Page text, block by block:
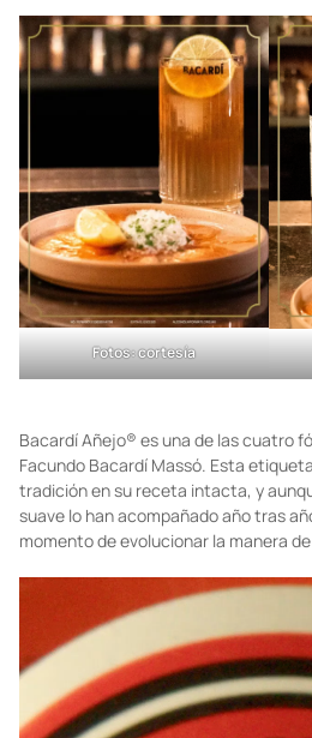
Fotos: cortesía
Bacardí Añejo® es una de las cuatro
Facundo Bacardí Massó. Esta
tradición en su receta intacta, y
suave lo han acompañado año tras
momento de evolucionar la manera